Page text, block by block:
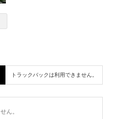
トラックバックは利用できません。
ん。